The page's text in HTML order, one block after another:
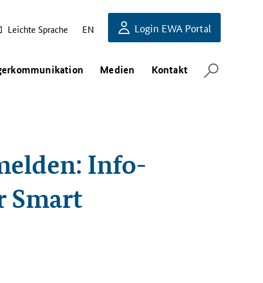
Leichte Sprache EN Login EWA Portal
Medien Kontakt
Info-
Smart